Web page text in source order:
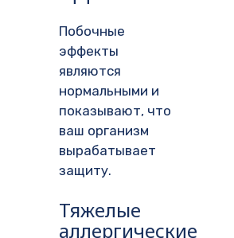
Побочные
эффекты
являются
нормальными и
показывают, что
ваш организм
вырабатывает
защиту.
Тяжелые
аллергические